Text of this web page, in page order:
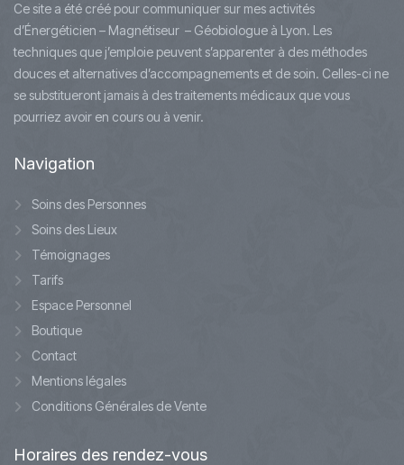
Ce site a été créé pour communiquer sur mes activités
d’Énergéticien – Magnétiseur – Géobiologue à Lyon. Les
techniques que j’emploie peuvent s’apparenter à des méthodes
douces et alternatives d’accompagnements et de soin. Celles-ci ne
se substitueront jamais à des traitements médicaux que vous
pourriez avoir en cours ou à venir.
Navigation
Soins des Personnes
Soins des Lieux
Témoignages
Tarifs
Espace Personnel
Boutique
Contact
Mentions légales
Conditions Générales de Vente
Horaires des rendez-vous